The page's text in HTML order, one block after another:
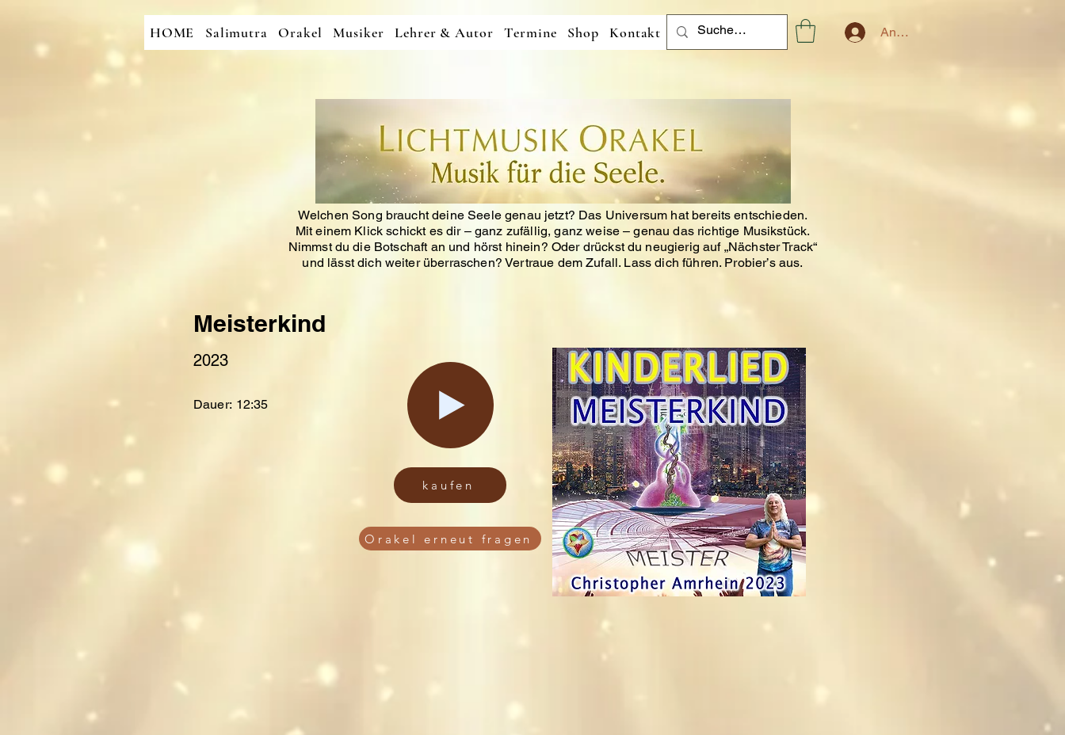
HOME Salimutra Orakel Musiker Lehrer & Autor Termine Shop Kontakt Anmelden
Welchen Song braucht deine Seele genau jetzt? Das Universum hat bereits entschieden.
Mit einem Klick schickt es dir – ganz zufällig, ganz weise – genau das richtige Musikstück.
Nimmst du die Botschaft an und hörst hinein? Oder drückst du neugierig auf „Nächster Track“
und lässt dich weiter überraschen?Vertraue dem Zufall. Lass dich führen. Probier’s aus.
Meisterkind
2023
Dauer: 12:35
kaufen
Orakel erneut fragen